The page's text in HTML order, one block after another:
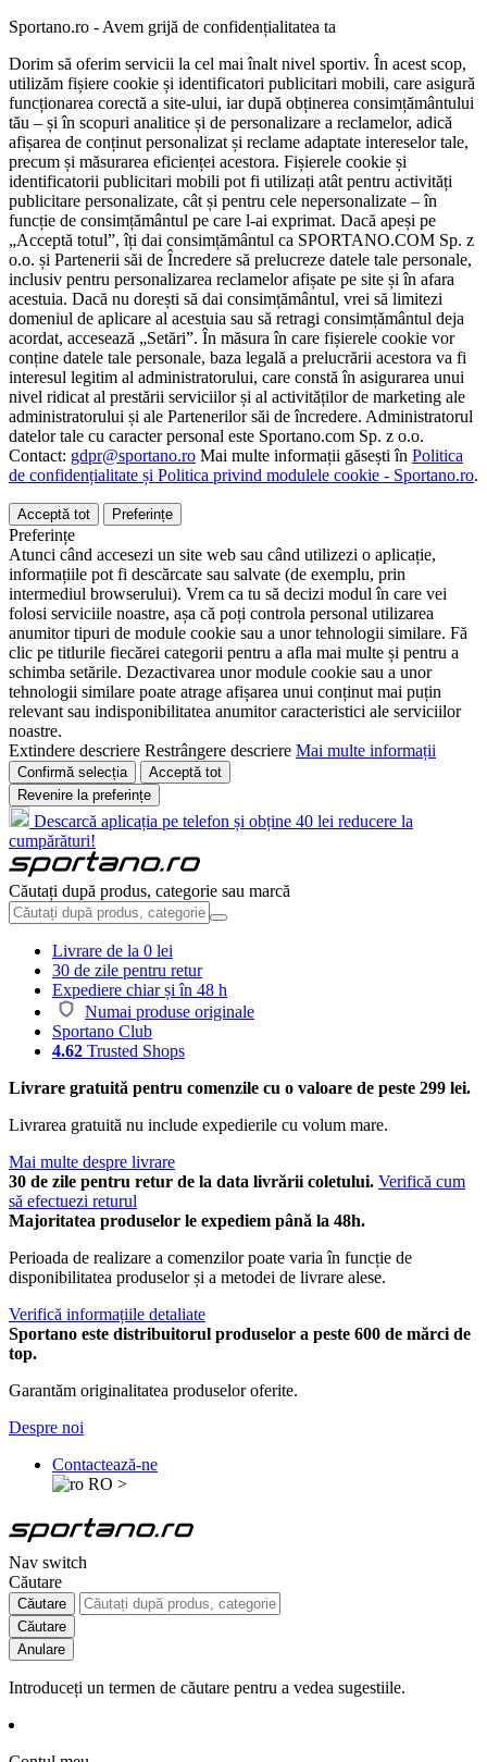
Sportano.ro - Avem grijă de confidențialitatea ta
Dorim să oferim servicii la cel mai înalt nivel sportiv. În acest scop,
utilizăm fișiere cookie și identificatori publicitari mobili, care asigură
funcționarea corectă a site-ului, iar după obținerea consimțământului
tău – și în scopuri analitice și de personalizare a reclamelor, adică
afișarea de conținut personalizat și reclame adaptate intereselor tale,
precum și măsurarea eficienței acestora. Fișierele cookie și
identificatorii publicitari mobili pot fi utilizați atât pentru activități
publicitare personalizate, cât și pentru cele nepersonalizate – în
funcție de consimțământul pe care l-ai exprimat. Dacă apeși pe
„Acceptă totul”, îți dai consimțământul ca SPORTANO.COM Sp. z
o.o. și Partenerii săi de Încredere să prelucreze datele tale personale,
inclusiv pentru personalizarea reclamelor afișate pe site și în afara
acestuia. Dacă nu dorești să dai consimțământul, vrei să limitezi
domeniul de aplicare al acestuia sau să retragi consimțământul deja
acordat, accesează „Setări”. În măsura în care fișierele cookie vor
conține datele tale personale, baza legală a prelucrării acestora va fi
interesul legitim al administratorului, care constă în asigurarea unui
nivel ridicat al prestării serviciilor și al activităților de marketing ale
administratorului și ale Partenerilor săi de încredere. Administratorul
datelor tale cu caracter personal este Sportano.com Sp. z o.o.
Contact: gdpr@sportano.ro Mai multe informații găsești în Politica
de confidențialitate și Politica privind modulele cookie - Sportano.ro.
Acceptă tot Preferințe
Preferințe
Atunci când accesezi un site web sau când utilizezi o aplicație,
informațiile pot fi descărcate sau salvate (de exemplu, prin
intermediul browserului). Vrem ca tu să decizi modul în care vei
folosi serviciile noastre, așa că poți controla personal utilizarea
anumitor tipuri de module cookie sau a unor tehnologii similare. Fă
clic pe titlurile fiecărei categorii pentru a afla mai multe și pentru a
schimba setările. Dezactivarea unor module cookie sau a unor
tehnologii similare poate atrage afișarea unui conținut mai puțin
relevant sau indisponibilitatea anumitor caracteristici ale serviciilor
noastre.
Extindere descriere Restrângere descriere Mai multe informații
Confirmă selecția
Acceptă tot
Revenire la preferințe
Descarcă aplicația pe telefon și obține 40 lei reducere la
cumpărături!
Căutați după produs, categorie sau marcă
Livrare de la 0 lei
30 de zile pentru retur
Expediere chiar și în 48 h
Numai produse originale
Sportano Club
4.62 Trusted Shops
Livrare gratuită pentru comenzile cu o valoare de peste 299 lei.
Livrarea gratuită nu include expedierile cu volum mare.
Mai multe despre livrare
30 de zile pentru retur de la data livrării coletului. Verifică cum
să efectuezi returul
Majoritatea produselor le expediem până la 48h.
Perioada de realizare a comenzilor poate varia în funcție de
disponibilitatea produselor și a metodei de livrare alese.
Verifică informațiile detaliate
Sportano este distribuitorul produselor a peste 600 de mărci de
top.
Garantăm originalitatea produselor oferite.
Despre noi
Contactează-ne
RO >
Nav switch
Căutare
Căutare
Căutare
Anulare
Introduceți un termen de căutare pentru a vedea sugestiile.